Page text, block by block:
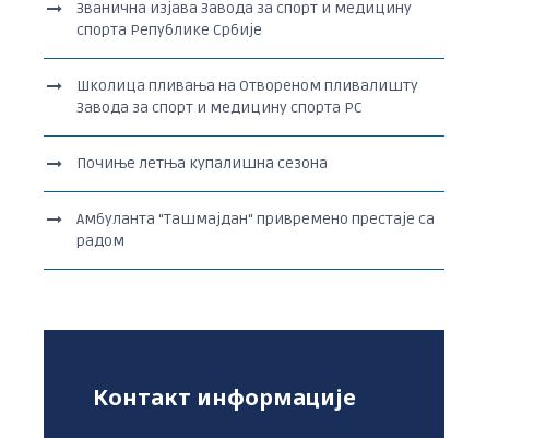
Званична изјава Завода за спорт и медицину
спорта Републике Србије
Школица пливања на Отвореном пливалишту
Завода за спорт и медицину спорта РС
Почиње летња купалишна сезона
Амбуланта “Ташмајдан“ привремено престаје са
радом
Контакт информације